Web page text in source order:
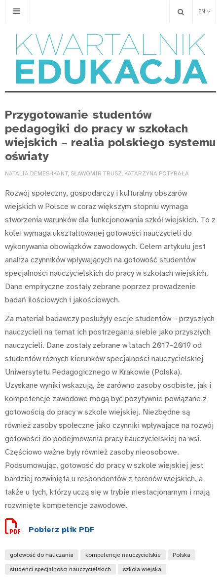
EN
Przygotowanie studentów
pedagogiki do pracy w szkołach
wiejskich – realia polskiego systemu
oświaty
NATALIA DEMESHKANT, SŁAWOMIR TRUSZ, KATARZYNA POTYRAŁA
Rozwój społeczny, gospodarczy i kulturalny obszarów
wiejskich w Polsce w coraz większym stopniu wymaga
stworzenia warunków dla funkcjonowania szkół wiejskich. To z
kolei wymaga ukształtowanej gotowości nauczycieli do
wykonywania obowiązków zawodowych. Celem artykułu jest
analiza czynników wpływających na gotowość studentów
specjalności nauczycielskich do pracy w szkołach wiejskich.
Dane empiryczne zostały zebrane poprzez prowadzenie
badań ilościowych i jakościowych.
Za materiał badawczy posłużyły eseje studentów – przyszłych
nauczycieli na temat ich postrzegania siebie jako przyszłych
nauczycieli. Dane zostały zebrane w latach 2017–2019 od
studentów różnych kierunków specjalności nauczycielskiej
Uniwersytetu Pedagogicznego w Krakowie (Polska).
Uzyskane wyniki wskazują, że zarówno zasoby osobiste, jak i
kompetencje zawodowe mogą być pozytywnie powiązane z
gotowością do pracy w szkole wiejskiej. Niezbędne są
również zasoby społeczne jako czynniki wpływające na rozwój
gotowości do podejmowania pracy nauczycielskiej na wsi.
Częściowo ważne były również zasoby nieosobowe.
Podsumowując, gotowość do pracy w szkole wiejskiej jest
bardziej rozwinięta u respondentów z terenów wiejskich, a
także u tych, którzy uczą się w trybie niestacjonarnym i mają
rozwinięte kompetencje zawodowe.
Pobierz plik PDF
gotowość do nauczania kompetencje nauczycielskie Polska
studenci specjalności nauczycielskich szkoła wiejska